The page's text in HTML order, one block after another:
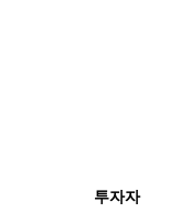
투자자